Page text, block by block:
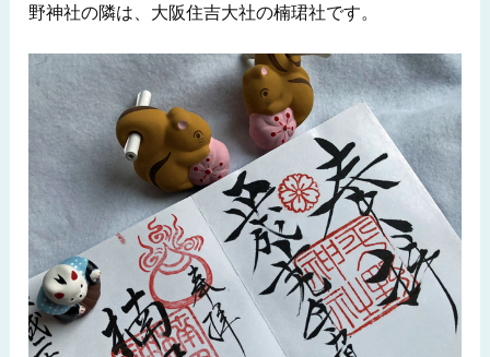
野神社の隣は、大阪住吉大社の楠珺社です。